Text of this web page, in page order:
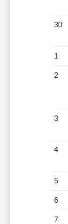
30
1
2
3
4
5
6
7